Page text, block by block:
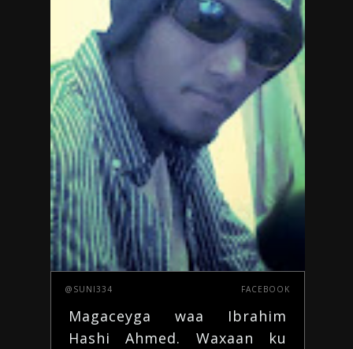
@SUNI334 FACEBOOK
Magaceyga waa Ibrahim
Hashi Ahmed. Waxaan ku